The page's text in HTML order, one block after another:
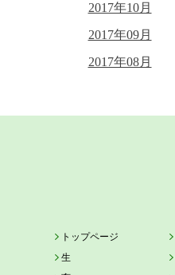
2017年10月
2017年09月
2017年08月
トップページ
生